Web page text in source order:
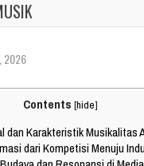
2026
Contents [hide]
dan Karakteristik Musikalitas
dari Kompetisi Menuju